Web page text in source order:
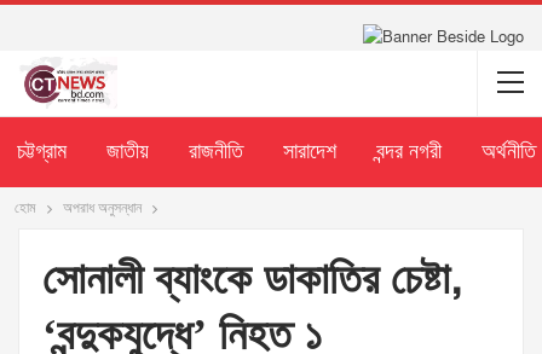
চট্টগ্রাম জাতীয় রাজনীতি সারাদেশ বন্দর নগরী অর্থনীতি
হোম অপরাধ অনুসন্ধান
সোনালী ব্যাংকে ডাকাতির চেষ্টা,
‘বন্দুকযুদ্ধে’ নিহত ১